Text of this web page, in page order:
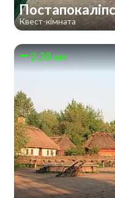
Квест-кімната
2.28 км